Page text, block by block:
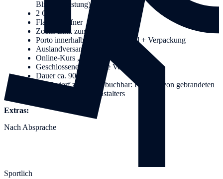
Blindverkostung)
2 Gläsern
Flaschenöffner
Zoom-Link zum Webinar
Porto innerhalb von Deutschland + Verpackung
Auslandversand zubuchbar
Online-Kurs „Betreutes Trinken“
Geschlossene exklusive Veranstaltung
Dauer ca. 90 Minuten
Bei Bedarf zusätzlich buchbar: Beigabe von gebrandeten
Unterlagen des Veranstalters
Extras:
Nach Absprache
Sportlich